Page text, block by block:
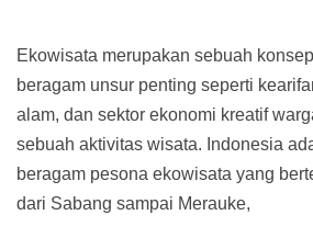
Ekowisata merupakan sebuah
beragam unsur penting seperti
alam, dan sektor ekonomi kreatif
sebuah aktivitas wisata. Indonesia
beragam pesona ekowisata yang
dari Sabang sampai Merauke,